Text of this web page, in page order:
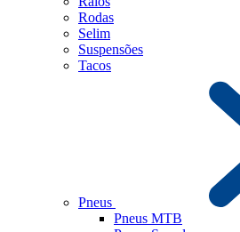
Rodas
Selim
Suspensões
Tacos
Pneus
Pneus MTB